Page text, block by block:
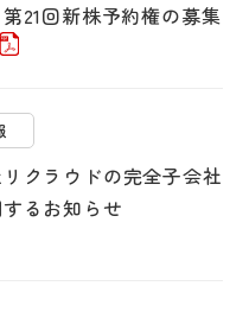
21回新株予約権の募集
クラウドの完全子会社
るお知らせ